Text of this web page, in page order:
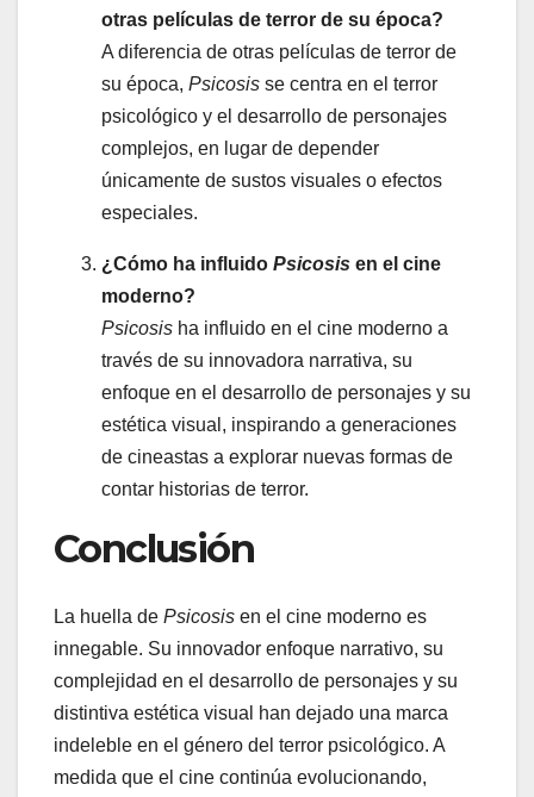
otras películas de terror de su época?
A diferencia de otras películas de terror de
su época, Psicosis se centra en el terror
psicológico y el desarrollo de personajes
complejos, en lugar de depender
únicamente de sustos visuales o efectos
especiales.
¿Cómo ha influido Psicosis en el cine
moderno?
Psicosis ha influido en el cine moderno a
través de su innovadora narrativa, su
enfoque en el desarrollo de personajes y su
estética visual, inspirando a generaciones
de cineastas a explorar nuevas formas de
contar historias de terror.
Conclusión
La huella de Psicosis en el cine moderno es
innegable. Su innovador enfoque narrativo, su
complejidad en el desarrollo de personajes y su
distintiva estética visual han dejado una marca
indeleble en el género del terror psicológico. A
medida que el cine continúa evolucionando,